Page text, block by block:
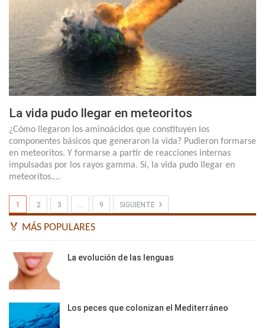
La vida pudo llegar en meteoritos
¿Cómo llegaron los aminoácidos que constituyen los
componentes básicos que generaron la vida? Pudieron formarse
en meteoritos. Y formarse a partir de reacciones internas
impulsadas por los rayos gamma. Sí, la vida pudo llegar en
meteoritos.…
1 2 3 … 9 SIGUIENTE
🏅 MÁS POPULARES
La evolución de las lenguas
Los peces que colonizan el Mediterráneo